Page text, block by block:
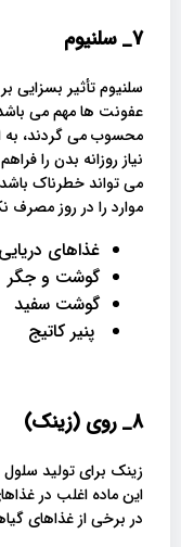
7_ سلنیوم
سلنیوم تأثیر بسزایی
عفونت ها مهم می
نیاز روزانه بدن را
می تواند خطرناک
موارد را در روز مصرف
غذاهای
گوشت و جگر
گوشت سفید
پنیر کاتیج
8_ روی (زینک)
زینک برای تولید
این ماده اغلب در
در برخی از غذاهای